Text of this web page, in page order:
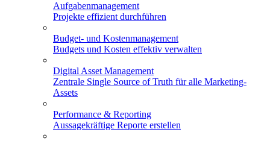
Aufgabenmanagement
Projekte effizient durchführen
Budget- und Kostenmanagement
Budgets und Kosten effektiv verwalten
Digital Asset Management
Zentrale Single Source of Truth für alle Marketing-
Assets
Performance & Reporting
Aussagekräftige Reporte erstellen